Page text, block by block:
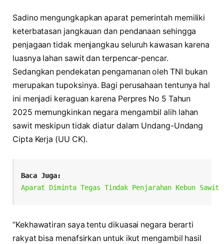
Sadino mengungkapkan aparat pemerintah memiliki
keterbatasan jangkauan dan pendanaan sehingga
penjagaan tidak menjangkau seluruh kawasan karena
luasnya lahan sawit dan terpencar-pencar.
Sedangkan pendekatan pengamanan oleh TNI bukan
merupakan tupoksinya. Bagi perusahaan tentunya hal
ini menjadi keraguan karena Perpres No 5 Tahun
2025 memungkinkan negara mengambil alih lahan
sawit meskipun tidak diatur dalam Undang-Undang
Cipta Kerja (UU CK).
Baca Juga:
Aparat Diminta Tegas Tindak Penjarahan Kebun Sawit
“Kekhawatiran saya tentu dikuasai negara berarti
rakyat bisa menafsirkan untuk ikut mengambil hasil